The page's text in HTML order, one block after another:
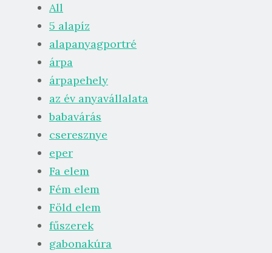
All
5 alapíz
alapanyagportré
árpa
árpapehely
az év anyavállalata
babavárás
cseresznye
eper
Fa elem
Fém elem
Föld elem
fűszerek
gabonakúra